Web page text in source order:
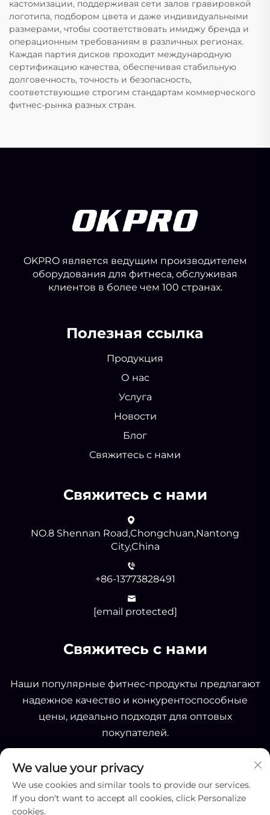
кастомизации, поддерживая сети залов гравировкой
логотипа, подбором цвета и даже индивидуальными
размерами, чтобы соответствовать имиджу бренда и
операционным требованиям в различных регионах.
Каждая партия дисков проходит международную
сертификацию качества, обеспечивая стабильную
долговечность, точность и безопасность,
соответствующие строгим стандартам коммерческого
фитнес-рынка разных стран.
OKPRO является ведущим производителем
оборудования для фитнеса, обслуживая
клиентов в более чем 100 странах.
Полезная ссылка
Продукция
О нас
Услуга
Новости
Блог
Свяжитесь с нами
Свяжитесь с нами
NO.8 Shennan Road,Chongchuan,Nantong
City,China
+86-13773828491
[email protected]
Свяжитесь с нами
Наши популярные фитнес-продукты предлагают
надежное качество и конкурентоспособные
цены, идеально подходят для оптовых
покупателей.
We value your privacy
We use cookies and similar tools to provide our services.
If you don't want to accept all cookies, click Personalize
cookies.